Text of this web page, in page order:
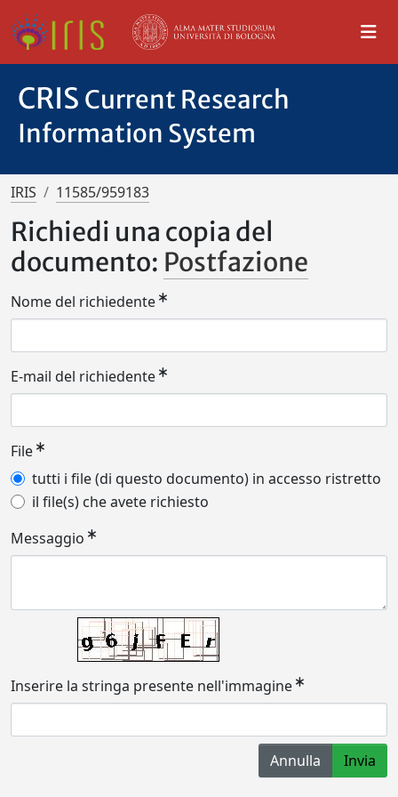
CRIS Current Research
Information System
IRIS 11585/959183
Richiedi una copia del
documento: Postfazione
Nome del richiedente
E-mail del richiedente
File
tutti i file (di questo documento) in accesso ristretto
il file(s) che avete richiesto
Messaggio
Inserire la stringa presente nell'immagine
Annulla Invia